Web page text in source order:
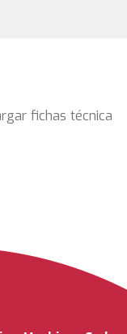
fichas técnica